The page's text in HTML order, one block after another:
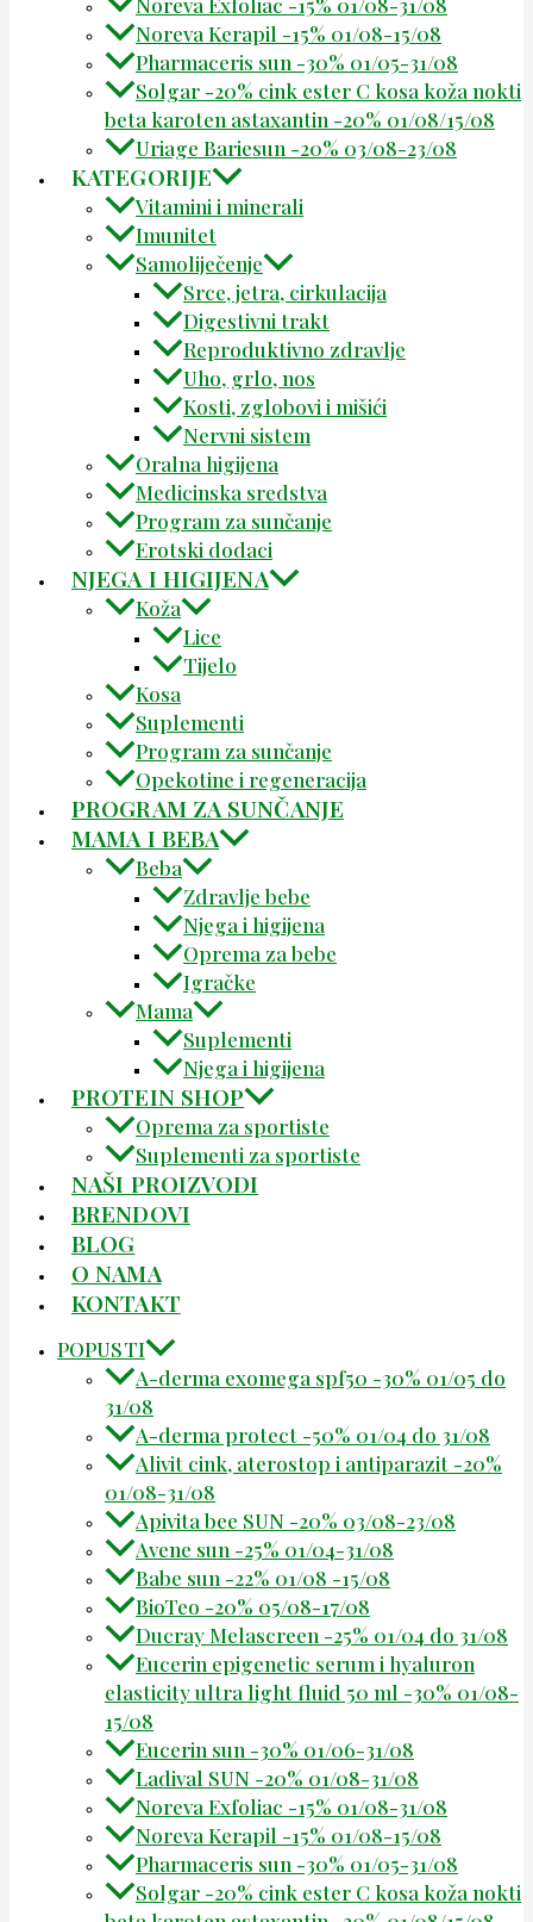
Noreva Exfoliac -15% 01/08-31/08
Noreva Kerapil -15% 01/08-15/08
Pharmaceris sun -30% 01/05-31/08
Solgar -20% cink ester C kosa koža nokti
beta karoten astaxantin -20% 01/08/15/08
Uriage Bariesun -20% 03/08-23/08
KATEGORIJE
Vitamini i minerali
Imunitet
Samoliječenje
Srce, jetra, cirkulacija
Digestivni trakt
Reproduktivno zdravlje
Uho, grlo, nos
Kosti, zglobovi i mišići
Nervni sistem
Oralna higijena
Medicinska sredstva
Program za sunčanje
Erotski dodaci
NJEGA I HIGIJENA
Koža
Lice
Tijelo
Kosa
Suplementi
Program za sunčanje
Opekotine i regeneracija
PROGRAM ZA SUNČANJE
MAMA I BEBA
Beba
Zdravlje bebe
Njega i higijena
Oprema za bebe
Igračke
Mama
Suplementi
Njega i higijena
PROTEIN SHOP
Oprema za sportiste
Suplementi za sportiste
NAŠI PROIZVODI
BRENDOVI
BLOG
O NAMA
KONTAKT
POPUSTI
A-derma exomega spf50 -30% 01/05 do
31/08
A-derma protect -50% 01/04 do 31/08
Alivit cink, aterostop i antiparazit -20%
01/08-31/08
Apivita bee SUN -20% 03/08-23/08
Avene sun -25% 01/04-31/08
Babe sun -22% 01/08 -15/08
BioTeo -20% 05/08-17/08
Ducray Melascreen -25% 01/04 do 31/08
Eucerin epigenetic serum i hyaluron
elasticity ultra light fluid 50 ml -30% 01/08-
15/08
Eucerin sun -30% 01/06-31/08
Ladival SUN -20% 01/08-31/08
Noreva Exfoliac -15% 01/08-31/08
Noreva Kerapil -15% 01/08-15/08
Pharmaceris sun -30% 01/05-31/08
Solgar -20% cink ester C kosa koža nokti